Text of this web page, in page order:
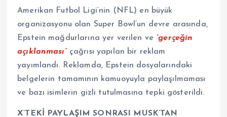
Amerikan Futbol Ligi’nin (NFL) en büyük
organizasyonu olan Super Bowl’un devre arasında,
Epstein mağdurlarına yer verilen ve “gerçeğin
açıklanması” çağrısı yapılan bir reklam
yayımlandı. Reklamda, Epstein dosyalarındaki
belgelerin tamamının kamuoyuyla paylaşılmaması
ve bazı isimlerin gizli tutulmasına tepki gösterildi.
X’TEKİ PAYLAŞIM SONRASI MUSK’TAN